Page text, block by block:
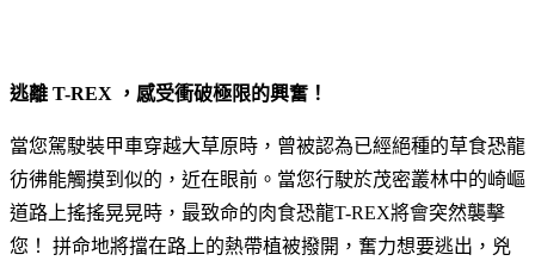
逃離 T-REX ，感受衝破極限的興奮！
當您駕駛裝甲車穿越大草原時，曾被認為已經絕種的草食恐龍
彷彿能觸摸到似的，近在眼前。當您行駛於茂密叢林中的崎嶇
道路上搖搖晃晃時，最致命的肉食恐龍T-REX將會突然襲擊
您！ 拼命地將擋在路上的熱帶植被撥開，奮力想要逃出，兇